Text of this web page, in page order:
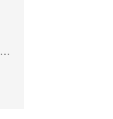
公司地址：长丰县凤亭路中南高科合肥长丰智能制造产业园11栋B座